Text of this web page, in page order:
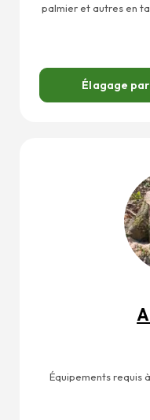
palmier et autres en
Élagage
Équipements requis